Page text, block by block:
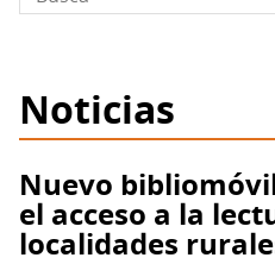
Noticias
Nuevo
el acceso a la
localidades